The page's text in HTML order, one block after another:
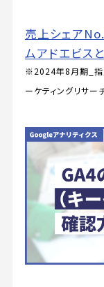
売上シェア
ムアドエビス
※2024年8月期_指
ーケティングリサー